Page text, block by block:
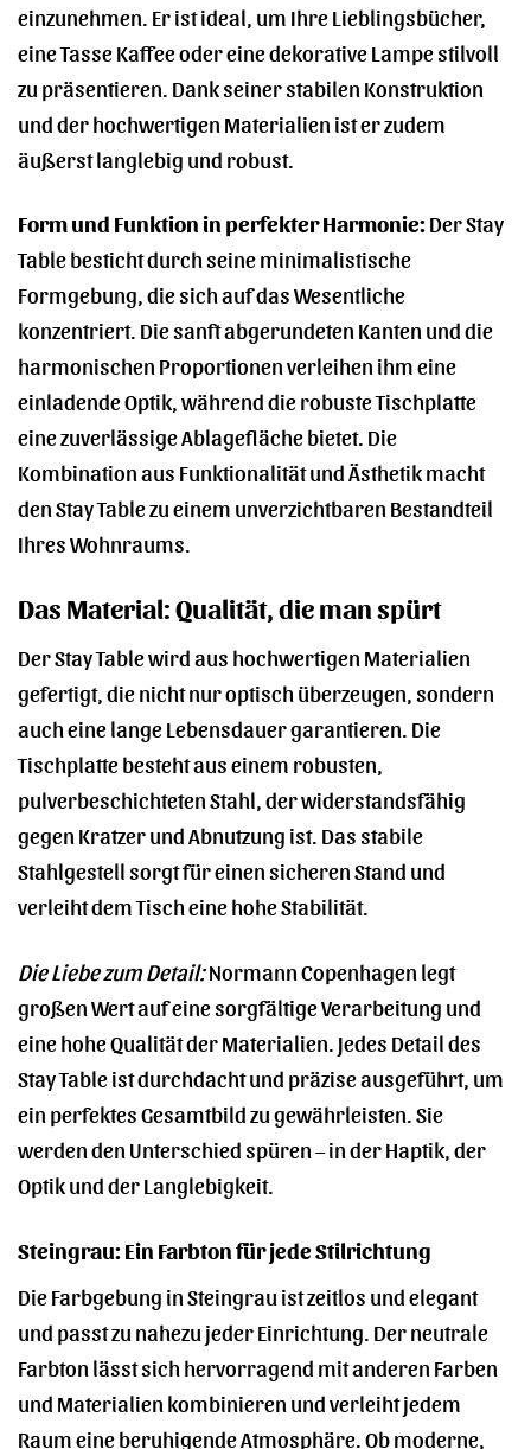
einzunehmen. Er ist ideal, um Ihre Lieblingsbücher,
eine Tasse Kaffee oder eine dekorative Lampe stilvoll
zu präsentieren. Dank seiner stabilen Konstruktion
und der hochwertigen Materialien ist er zudem
äußerst langlebig und robust.
Form und Funktion in perfekter Harmonie:Der Stay
Table besticht durch seine minimalistische
Formgebung, die sich auf das Wesentliche
konzentriert. Die sanft abgerundeten Kanten und die
harmonischen Proportionen verleihen ihm eine
einladende Optik, während die robuste Tischplatte
eine zuverlässige Ablagefläche bietet. Die
Kombination aus Funktionalität und Ästhetik macht
den Stay Table zu einem unverzichtbaren Bestandteil
Ihres Wohnraums.
Das Material: Qualität, die man spürt
Der Stay Table wird aus hochwertigen Materialien
gefertigt, die nicht nur optisch überzeugen, sondern
auch eine lange Lebensdauer garantieren. Die
Tischplatte besteht aus einem robusten,
pulverbeschichteten Stahl, der widerstandsfähig
gegen Kratzer und Abnutzung ist. Das stabile
Stahlgestell sorgt für einen sicheren Stand und
verleiht dem Tisch eine hohe Stabilität.
Die Liebe zum Detail:Normann Copenhagen legt
großen Wert auf eine sorgfältige Verarbeitung und
eine hohe Qualität der Materialien. Jedes Detail des
Stay Table ist durchdacht und präzise ausgeführt, um
ein perfektes Gesamtbild zu gewährleisten. Sie
werden den Unterschied spüren – in der Haptik, der
Optik und der Langlebigkeit.
Steingrau: Ein Farbton für jede Stilrichtung
Die Farbgebung in Steingrau ist zeitlos und elegant
und passt zu nahezu jeder Einrichtung. Der neutrale
Farbton lässt sich hervorragend mit anderen Farben
und Materialien kombinieren und verleiht jedem
Raum eine beruhigende Atmosphäre. Ob moderne,